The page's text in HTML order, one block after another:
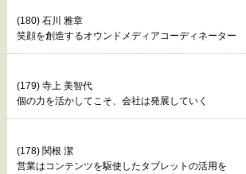
(180) 石川 雅章
笑顔を創造するオウンドメディアコーディネーター
(179) 寺上 美智代
個の力を活かしてこそ、会社は発展していく
(178) 関根 潔
営業はコンテンツを駆使したタブレットの活用を